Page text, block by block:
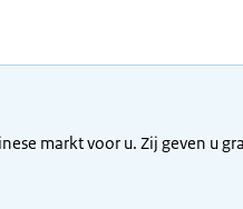
markt voor u. Zij geven u